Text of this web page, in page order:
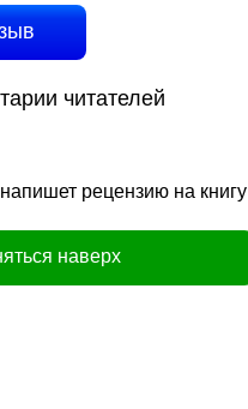
читателей
рецензию на книгу
наверх